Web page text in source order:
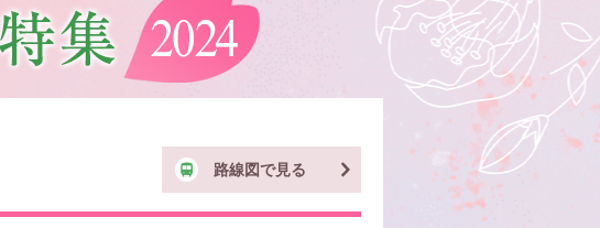
路線図で見る